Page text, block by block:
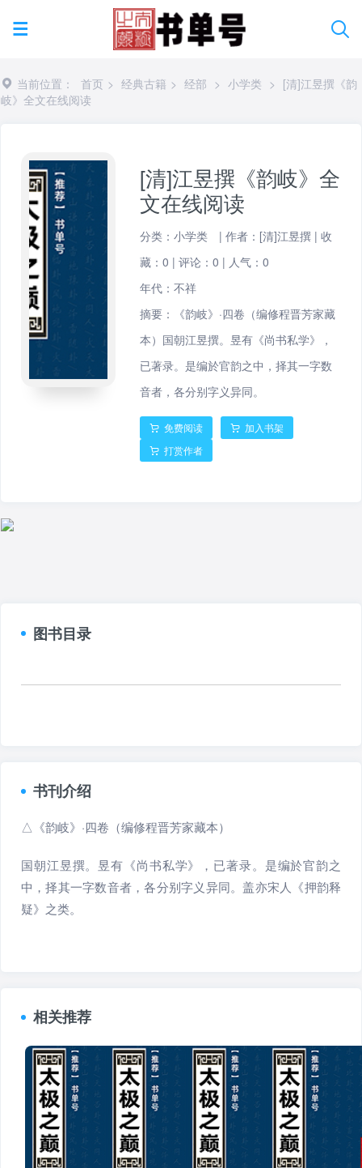
当前位置： 首页 > 经典古籍 > 经部 > 小学类 > [清]江昱撰《韵
岐》全文在线阅读
[清]江昱撰《韵岐》全
文在线阅读
分类：小学类 |作者：[清]江昱撰 |收
藏：0 |评论：0 | 人气：0
年代：不祥
摘要：《韵岐》·四卷（编修程晋芳家藏
本）国朝江昱撰。昱有《尚书私学》，
已著录。是编於官韵之中，择其一字数
音者，各分别字义异同。
免费阅读
加入书架
打赏作者
图书目录
书刊介绍
△《韵岐》·四卷（编修程晋芳家藏本）
国朝江昱撰。昱有《尚书私学》，已著录。是编於官韵之
中，择其一字数音者，各分别字义异同。盖亦宋人《押韵释
疑》之类。
相关推荐